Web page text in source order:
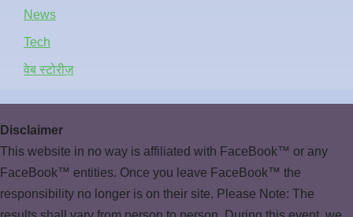
News
Tech
वेब स्टोरीज़
Disclaimer
This website in no way is affiliated with FaceBook™ or any
FaceBook™ entities. Once you leave FaceBook™ the
responsibility no longer is on their site. Please Note: The